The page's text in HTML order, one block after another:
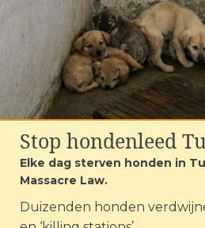
Want er zijn op dit
gezinnen dieonder de
armoedegrensdreigen
De dieren op Curaçao
nodig! | Foto: House of
Bij de rescuecenters
meldingen binnen van
het dier willen afstaan.
Stop hondenleed
Elke dag sterven honden in
Massacre Law.
Duizenden honden